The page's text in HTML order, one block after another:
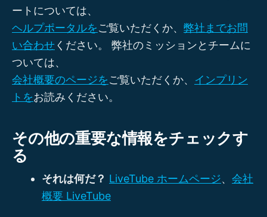
ートについては、
ヘルプポータルをご覧いただくか、 弊社までお問
い合わせください。 弊社のミッションとチームに
ついては、
会社概要のページをご覧いただくか、 インプリン
トをお読みください。
その他の重要な情報をチェックす
る
それは何だ？ LiveTube ホームページ、 会社
概要 LiveTube